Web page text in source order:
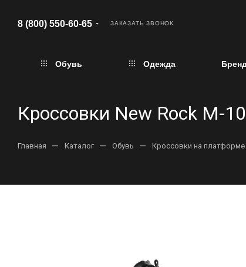
8 (800) 550-60-65 ЗАКАЗАТЬ ЗВОНОК
Обувь Одежда
Кроссовки New Rock M-
Главная — Каталог — Обувь — Кроссовки на платформе